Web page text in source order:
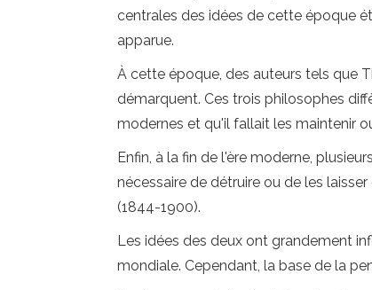
centrales des idées de cette époque
apparue.
À cette époque, des auteurs tels que
démarquent. Ces trois philosophes
modernes et qu'il fallait les maintenir
Enfin, à la fin de l'ère moderne,
nécessaire de détruire ou de les
(1844-1900).
Les idées des deux ont grandement
mondiale. Cependant, la base de la